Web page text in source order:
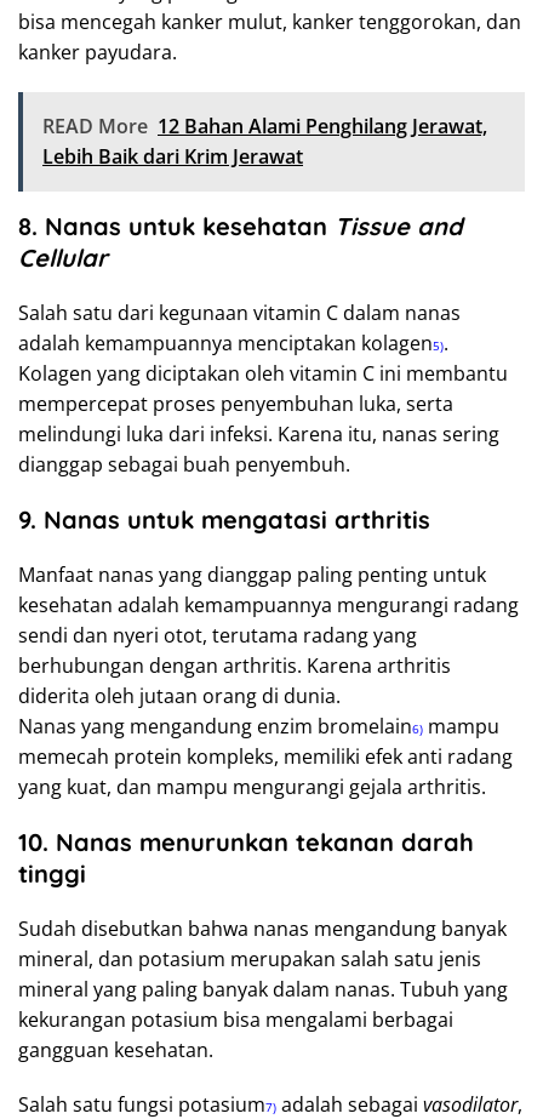
bisa mencegah kanker mulut, kanker tenggorokan, dan
kanker payudara.
READ More 12 Bahan Alami Penghilang Jerawat,
Lebih Baik dari Krim Jerawat
8. Nanas untuk kesehatan Tissue and
Cellular
Salah satu dari kegunaan vitamin C dalam nanas
adalah kemampuannya menciptakan kolagen5).
Kolagen yang diciptakan oleh vitamin C ini membantu
mempercepat proses penyembuhan luka, serta
melindungi luka dari infeksi. Karena itu, nanas sering
dianggap sebagai buah penyembuh.
9. Nanas untuk mengatasi arthritis
Manfaat nanas yang dianggap paling penting untuk
kesehatan adalah kemampuannya mengurangi radang
sendi dan nyeri otot, terutama radang yang
berhubungan dengan arthritis. Karena arthritis
diderita oleh jutaan orang di dunia.
Nanas yang mengandung enzim bromelain6) mampu
memecah protein kompleks, memiliki efek anti radang
yang kuat, dan mampu mengurangi gejala arthritis.
10. Nanas menurunkan tekanan darah
tinggi
Sudah disebutkan bahwa nanas mengandung banyak
mineral, dan potasium merupakan salah satu jenis
mineral yang paling banyak dalam nanas. Tubuh yang
kekurangan potasium bisa mengalami berbagai
gangguan kesehatan.
Salah satu fungsi potasium7) adalah sebagai vasodilator,